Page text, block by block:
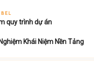
quy trình dự án
Khái Niệm Nền Tảng